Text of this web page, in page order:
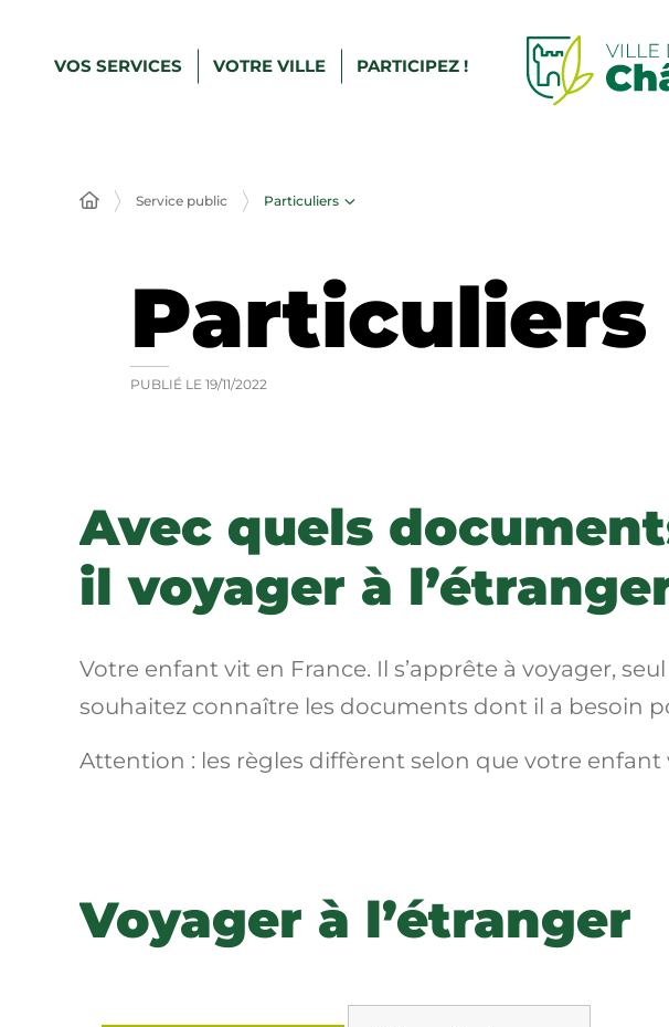
VOS SERVICES VOTRE VILLE PARTICIPEZ !
Service public Particuliers
Particuliers
PUBLIÉ LE 19/11/2022
Avec quels
il voyager à
Votre enfant vit en France. Il s’apprête à voyager,
souhaitez connaître les documents dont il a besoin
Attention : les règles diffèrent selon que votre
Voyager à l’étranger